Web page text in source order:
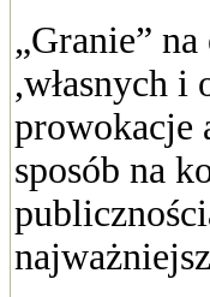
„Granie”
,własnych i
prowokacje
sposób na